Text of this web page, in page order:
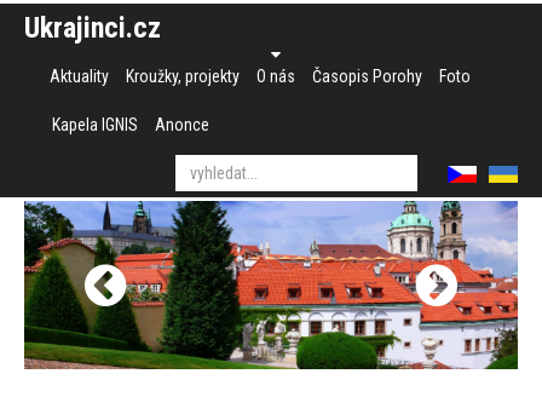
Ukrajinci.cz
Aktuality Kroužky, projekty O nás Časopis Porohy Foto
Kapela IGNIS Anonce